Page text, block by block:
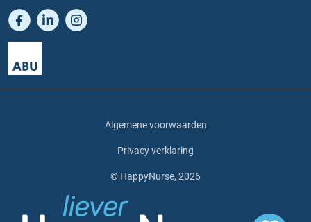
Algemene voorwaarden
Privacy verklaring
© HappyNurse, 2026